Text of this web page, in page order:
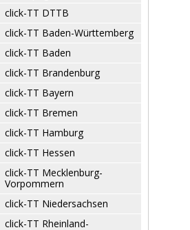
click-TT DTTB
click-TT Baden-Württemberg
click-TT Baden
click-TT Brandenburg
click-TT Bayern
click-TT Bremen
click-TT Hamburg
click-TT Hessen
click-TT Mecklenburg-
Vorpommern
click-TT Niedersachsen
click-TT Rheinland-